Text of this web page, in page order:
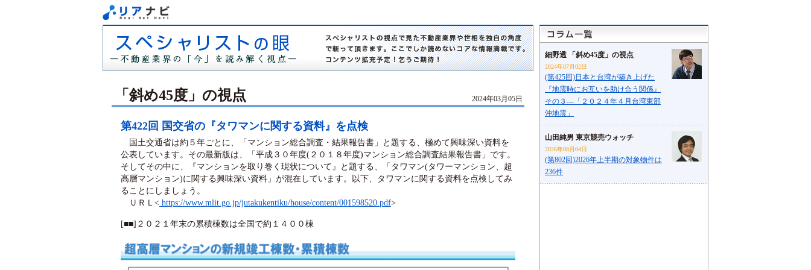
「斜め45度」の視点 2024年03月05日
第422回 国交省の『タワマンに関する資料』を点検
国土交通省は約５年ごとに、「マンション総合調査・結果報告書」と題する、極めて興味深い資料を
公表しています。その最新版は、「平成３０年度(２０１８年度)マンション総合調査結果報告書」です。
そしてその中に、『マンションを取り巻く現状について』と題する、「タワマン(タワーマンション、超
高層マンション)に関する興味深い資料」が混在しています。以下、タワマンに関する資料を点検してみ
ることにしましょう。
ＵＲＬ< https://www.mlit.go.jp/jutakukentiku/house/content/001598520.pdf>
[■■]２０２１年末の累積棟数は全国で約１４００棟
細野透 「斜め45度」の視点
2024年07月02日
(第425回)日本と台湾が築き上げた
『地震時にお互いを助け合う関係』
その３---「２０２４年４月台湾東部
沖地震」
山田純男 東京競売ウォッチ
2026年08月04日
(第802回)2026年上半期の対象物件は
236件